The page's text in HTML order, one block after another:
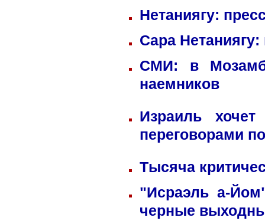
Нетаниягу:
Сара
СМИ: в
наемников
Израиль
переговорами
Тысяча
"Исраэль а-
черные